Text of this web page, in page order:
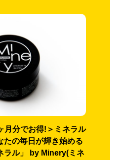
月分でお得!＞ミネラル
たの毎日が輝き始める
ラル」 by Minery(ミネ